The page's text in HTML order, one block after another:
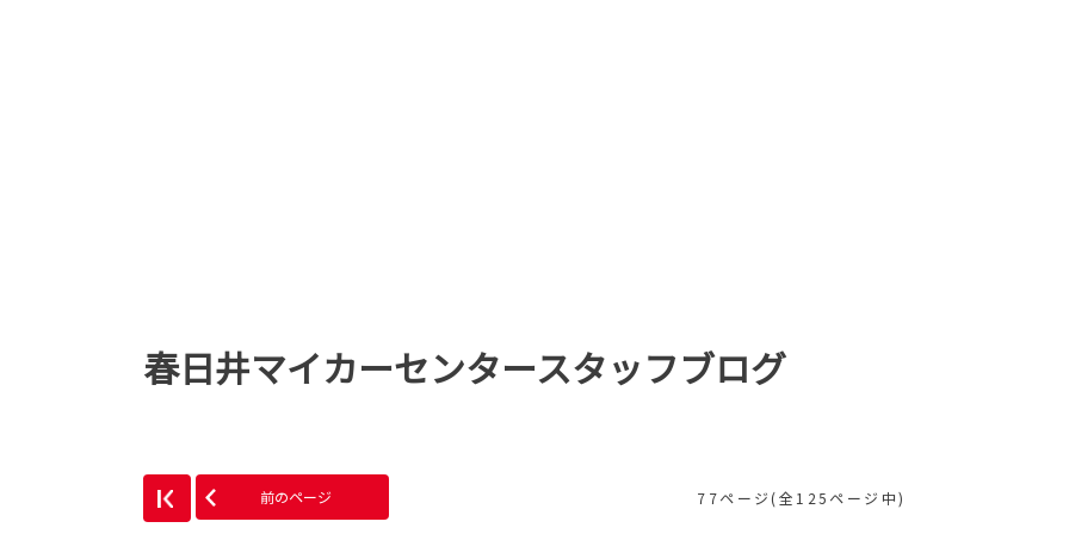
春日井マイカーセンタースタッフブログ
前のページ 77ページ(全125ページ中)